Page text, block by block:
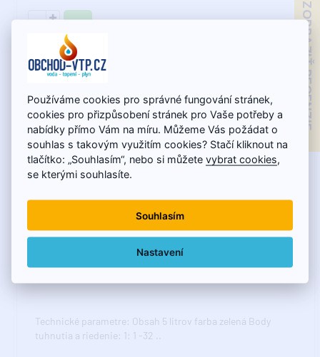
ZOBRAZIŤ RECENZIE
Skladom - expedujeme do 10.8.
TERMOFROST P nemrznúca zmes 5l, zelená
Technické parametre: Obsah 5 litrov farba zelená Body
tuhnutia a riedenie: 1: 1 -32 ..
Používáme cookies pro správné fungování stránek,
cookies pro přizpůsobení stránek pro Vaše potřeby a
nabídky přímo Vám na míru. Můžeme Vás požádat o
souhlas s takovým využitím cookies? Stačí kliknout na
tlačítko: „Souhlasím“, nebo si můžetevybrat cookies,
se kterými souhlasíte.
Souhlasím
Nastavení